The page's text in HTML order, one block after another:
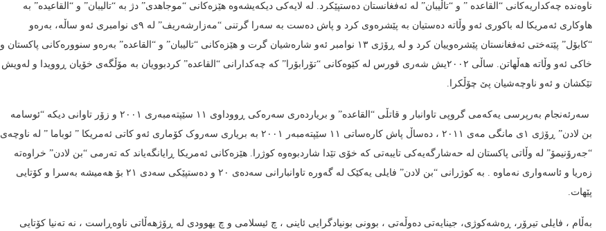
ناوەندە چەکداریەکانی “القاعدە ” و “تاڵیبان” لە ئەفغانستان دەستپێکرد. لە لایەکی دیکەیشەوە هێزەکانی “موجاهدی” دژ بە “تالیبان” و “القاعیدە” بە
هاوکاری ئەمریکا لە باکوری ئەو وڵاتە دەستیان بە پێشرەوی کرد و پاش دەست بە سەرا گرتنی “مەزارشەریف” لە ٩ی نوامبری ئەو ساڵە، بەرەو
“کابۆل” پێتەختی ئەفغانستان پێشرەوییان کرد و لە ڕۆژی ١٣ نوامبر ئەو شارەشیان گرت و هێزەکانی “تالیبان” و “القاعدە” بەرەو سنوورەکانی پاکستان و
خاکی ئەو وڵاتە هەڵهاتن. ساڵی ٢٠٠٢یش شەری قورس لە کێوەکانی “تۆرابۆرا” کە چەکدارانی “القاعدە” کردبوویان بە مۆڵگەی خۆیان ڕوویدا و لەویش
تێکشان و ئەو ناوچەشیان پێ چۆڵکرا.
سەرئەنجام بەرپرسی یەکەمی گروپی تاوانبار و قاتڵی “القاعدە” و بریاردەری سەرەکی ڕووداوی ١١ سێپتەمبەری ٢٠٠١ و زۆر تاوانی دیکە “ئوسامە
بن لادن” ڕۆژی ١ی مانگی مەی ٢٠١١ ، دەساڵ پاش کارەساتی ١١ سێپتەمبەر ٢٠٠١ بە بریاری سەروک کۆماری ئەو کاتی ئەمریکا ” ئوباما ” لە ناوچەی
“جەرۆنیمۆ” لە وڵاتی پاکستان لە حەشارگەیەکی تایبەتی کە خۆی تێدا شاردبوەوە کوژرا. هێزەکانی ئەمریکا ڕایانگەیاند کە تەرمی “بن لادن” خراوەتە
زەریا و ئاسەواری نەماوە . بە کوژرانی “بن لادن” فایلی یەکێک لە گەورە تاوانبارانی سەدەی ٢٠ و دەستپێکی سەدی ٢١ بۆ هەمیشە بەسرا و کۆتایی
پێهات.
بەڵام ، فایلی تیرۆر، ڕەشەکوژی، جینایەتی دەوڵەتی ، بوونی بونیادگرایی ئاینی ، چ ئیسلامی و چ یهوودی لە ڕۆژهەڵاتی ناوەڕاست ، نە تەنیا کۆتایی